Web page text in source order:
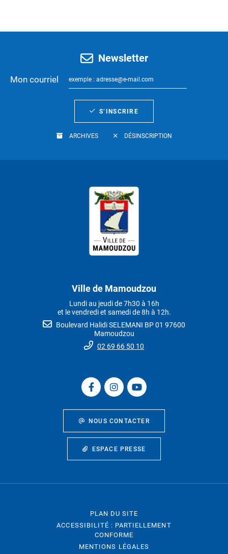
Newsletter
Mon courriel
S’INSCRIRE
ARCHIVES DÉSINSCRIPTION
Ville de Mamoudzou
Lundi au jeudi de 7h30 à 16h
et le vendredi et samedi de 8h à 12h.
Boulevard Halidi SELEMANI BP 01 97600
Mamoudzou
02 69 66 50 10
NOUS CONTACTER
ESPACE PRESSE
PLAN DU SITE
ACCESSIBILITÉ : PARTIELLEMENT
CONFORME
MENTIONS LÉGALES